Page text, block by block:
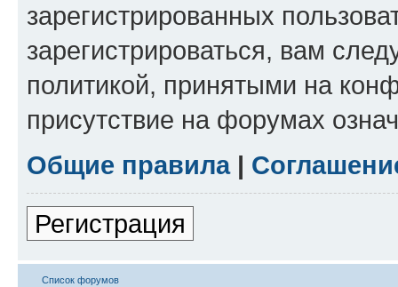
зарегистрированных
зарегистрироваться, вам
политикой, принятыми на
присутствие на форумах
Общие правила|
Регистрация
Список форумов